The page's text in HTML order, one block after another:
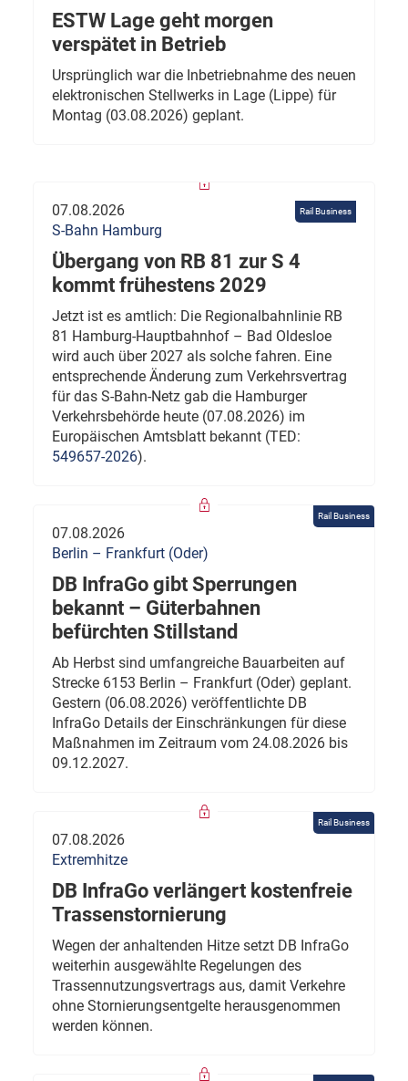
ESTW Lage geht morgen
verspätet in Betrieb
Ursprünglich war die Inbetriebnahme des neuen
elektronischen Stellwerks in Lage (Lippe) für
Montag (03.08.2026) geplant.
Rail Business
07.08.2026
S-Bahn Hamburg
Übergang von RB 81 zur S 4
kommt frühestens 2029
Jetzt ist es amtlich: Die Regionalbahnlinie RB
81 Hamburg-Hauptbahnhof – Bad Oldesloe
wird auch über 2027 als solche fahren. Eine
entsprechende Änderung zum Verkehrsvertrag
für das S-Bahn-Netz gab die Hamburger
Verkehrsbehörde heute (07.08.2026) im
Europäischen Amtsblatt bekannt (TED:
549657-2026).
Rail Business
07.08.2026
Berlin – Frankfurt (Oder)
DB InfraGo gibt Sperrungen
bekannt – Güterbahnen
befürchten Stillstand
Ab Herbst sind umfangreiche Bauarbeiten auf
Strecke 6153 Berlin – Frankfurt (Oder) geplant.
Gestern (06.08.2026) veröffentlichte DB
InfraGo Details der Einschränkungen für diese
Maßnahmen im Zeitraum vom 24.08.2026 bis
09.12.2027.
Rail Business
07.08.2026
Extremhitze
DB InfraGo verlängert kostenfreie
Trassenstornierung
Wegen der anhaltenden Hitze setzt DB InfraGo
weiterhin ausgewählte Regelungen des
Trassennutzungsvertrags aus, damit Verkehre
ohne Stornierungsentgelte herausgenommen
werden können.